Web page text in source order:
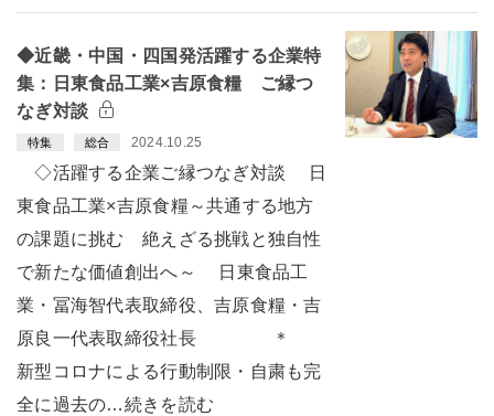
◆近畿・中国・四国発活躍する企業特
集：日東食品工業×吉原食糧 ご縁つ
なぎ対談
特集 総合 2024.10.25
◇活躍する企業ご縁つなぎ対談 日
東食品工業×吉原食糧～共通する地方
の課題に挑む 絶えざる挑戦と独自性
で新たな価値創出へ～ 日東食品工
業・冨海智代表取締役、吉原食糧・吉
原良一代表取締役社長 ＊
新型コロナによる行動制限・自粛も完
全に過去の…続きを読む